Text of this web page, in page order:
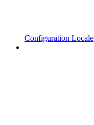
Configuration Locale